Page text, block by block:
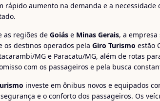
rápido aumento na demanda e a necessidade
as regiões de Goiás e Minas Gerais, a
os destinos operados pela Giro Turismo estão
MG e Paracatu/MG, além de rotas
com os passageiros e pela busca
investe em ônibus novos e equipados
e o conforto dos passageiros. Os